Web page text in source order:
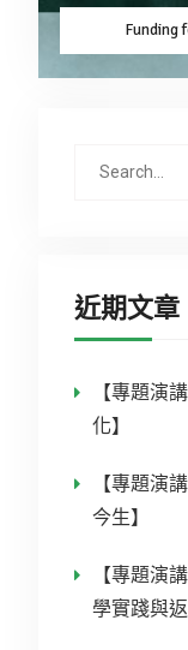
Funding
近期文章
【專題演
化】
【專題演
今生】
【專題演
學實踐與